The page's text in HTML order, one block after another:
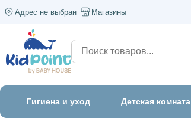
Адрес не выбран Магазины
Гигиена и уход Детская комната